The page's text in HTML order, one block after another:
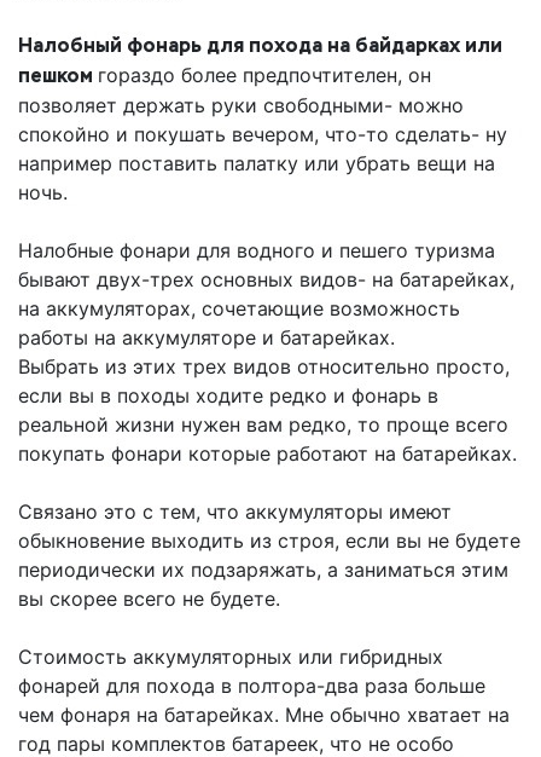
Налобный фонарь для похода на байдарках или
пешком гораздо более предпочтителен, он
позволяет держать руки свободными- можно
спокойно и покушать вечером, что-то сделать- ну
например поставить палатку или убрать вещи на
ночь.
Налобные фонари для водного и пешего туризма
бывают двух-трех основных видов- на батарейках,
на аккумуляторах, сочетающие возможность
работы на аккумуляторе и батарейках.
Выбрать из этих трех видов относительно просто,
если вы в походы ходите редко и фонарь в
реальной жизни нужен вам редко, то проще всего
покупать фонари которые работают на батарейках.
Связано это с тем, что аккумуляторы имеют
обыкновение выходить из строя, если вы не будете
периодически их подзаряжать, а заниматься этим
вы скорее всего не будете.
Стоимость аккумуляторных или гибридных
фонарей для похода в полтора-два раза больше
чем фонаря на батарейках. Мне обычно хватает на
год пары комплектов батареек, что не особо